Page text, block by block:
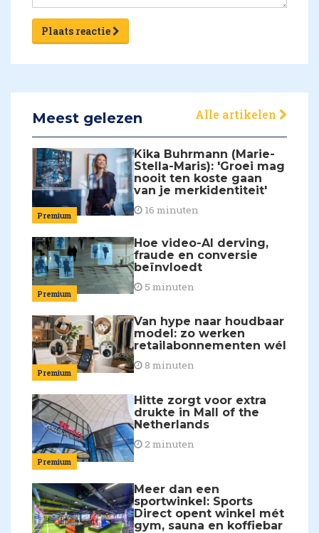
Plaats reactie
Meest gelezen Alle artikelen
Premium
Kika Buhrmann (Marie-
Stella-Maris): 'Groei mag
nooit ten koste gaan
van je merkidentiteit'
16 minuten
Premium
Hoe video-AI derving,
fraude en conversie
beïnvloedt
5 minuten
Premium
Van hype naar houdbaar
model: zo werken
retailabonnementen wél
8 minuten
Premium
Hitte zorgt voor extra
drukte in Mall of the
Netherlands
2 minuten
Meer dan een
sportwinkel: Sports
Direct opent winkel mét
gym, sauna en koffiebar